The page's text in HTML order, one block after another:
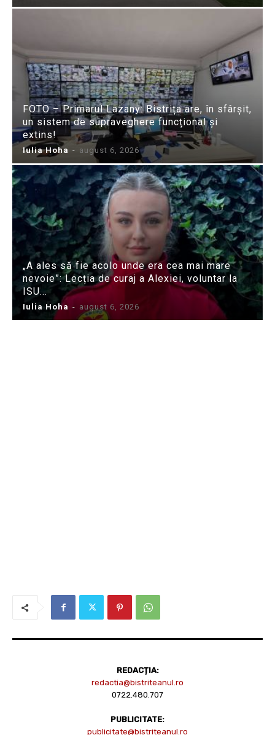
FOTO – Primarul Lazany: Bistrița are, în sfârșit,
un sistem de supraveghere funcțional și
extins!
Iulia Hoha - august 6, 2026
„A ales să fie acolo unde era cea mai mare
nevoie”: Lecția de curaj a Alexiei, voluntar la
ISU...
Iulia Hoha - august 6, 2026
REDACȚIA:
redactia@bistriteanul.ro
0722.480.707
PUBLICITATE:
publicitate@bistriteanul.ro